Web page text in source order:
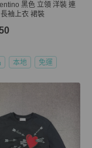
黑色 立領 洋裝 連
袖上衣 裙裝
本地 免運